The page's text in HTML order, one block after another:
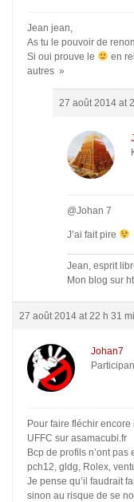
Jean jean,
As tu le pouvoir de
Si oui prouve le
en
autres »
27 août 2014 at
@Johan 7
J’ai fait pire
Jean, esprit
Mon blog sur
27 août 2014 at 22 h 31
Johan7
Pour faire fléchir
UFFC sur asamacubi.fr
Bcp de profils n’ont
pch12, gldg, Rolex,
Je pense qu’il faudrait
sinon au risque de se